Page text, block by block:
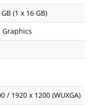
(1 x 16 GB)
/ 1920 x 1200 (WUXGA)